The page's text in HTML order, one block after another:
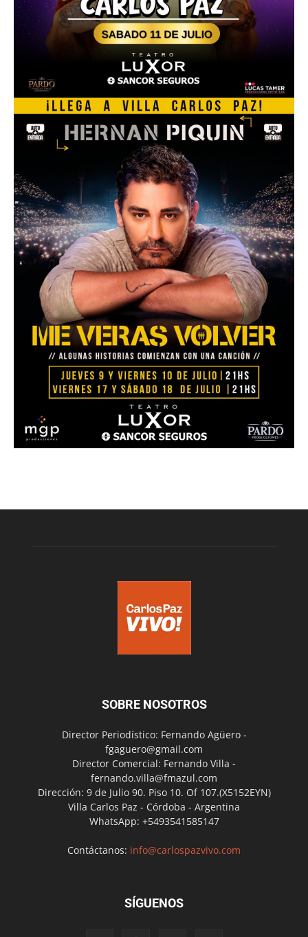
SOBRE NOSOTROS
Director Periodístico: Fernando Agüero -
fgaguero@gmail.com
Director Comercial: Fernando Villa -
fernando.villa@fmazul.com
Dirección: 9 de Julio 90. Piso 10. Of 107.(X5152EYN)
Villa Carlos Paz - Córdoba - Argentina
WhatsApp: +5493541585147
Contáctanos: info@carlospazvivo.com
SÍGUENOS